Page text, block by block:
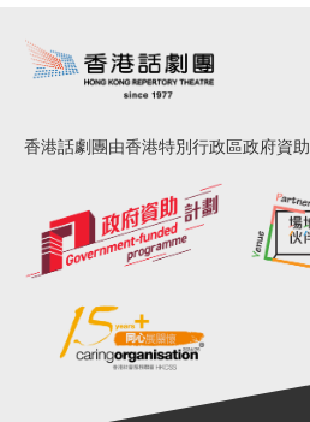
香港話劇團由香港特別行政區政府資助